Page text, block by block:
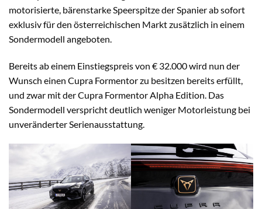
motorisierte, bärenstarke Speerspitze der Spanier ab sofort
exklusiv für den österreichischen Markt zusätzlich in einem
Sondermodell angeboten.
Bereits ab einem Einstiegspreis von € 32.000 wird nun der
Wunsch einen Cupra Formentor zu besitzen bereits erfüllt,
und zwar mit der Cupra Formentor Alpha Edition. Das
Sondermodell verspricht deutlich weniger Motorleistung bei
unveränderter Serienausstattung.